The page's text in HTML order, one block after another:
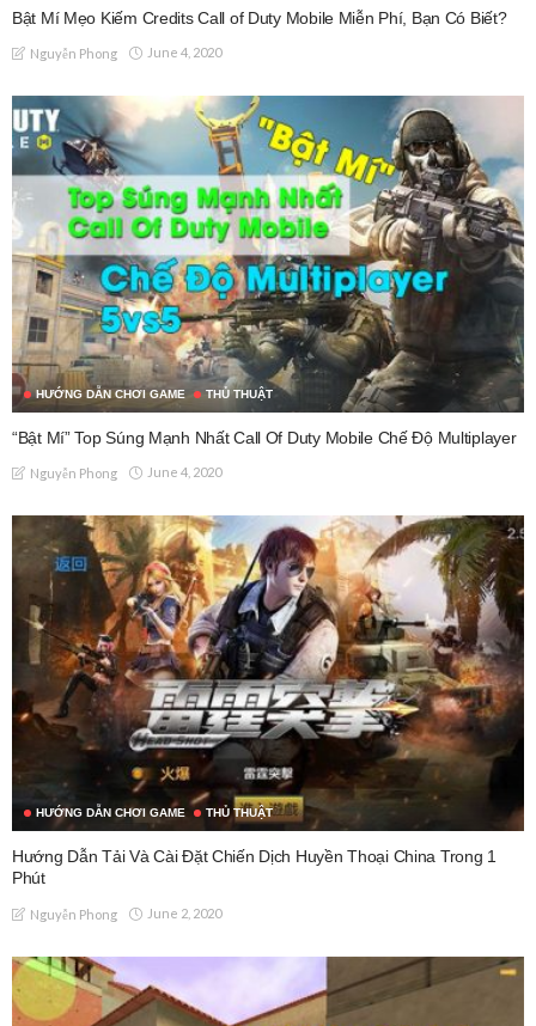
Bật Mí Mẹo Kiếm Credits Call of Duty Mobile Miễn Phí, Bạn Có Biết?
Nguyễn Phong June 4, 2020
HƯỚNG DẪN CHƠI GAME THỦ THUẬT
“Bật Mí” Top Súng Mạnh Nhất Call Of Duty Mobile Chế Độ Multiplayer
Nguyễn Phong June 4, 2020
HƯỚNG DẪN CHƠI GAME THỦ THUẬT
Hướng Dẫn Tải Và Cài Đặt Chiến Dịch Huyền Thoại China Trong 1
Phút
Nguyễn Phong June 2, 2020